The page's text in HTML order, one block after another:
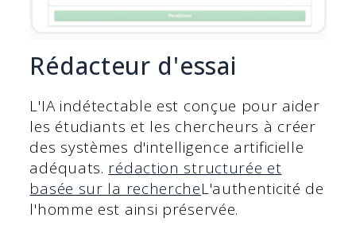
Rédacteur d'essai
L'IA indétectable est conçue pour aider
les étudiants et les chercheurs à créer
des systèmes d'intelligence artificielle
adéquats. rédaction structurée et
basée sur la rechercheL'authenticité de
l'homme est ainsi préservée.